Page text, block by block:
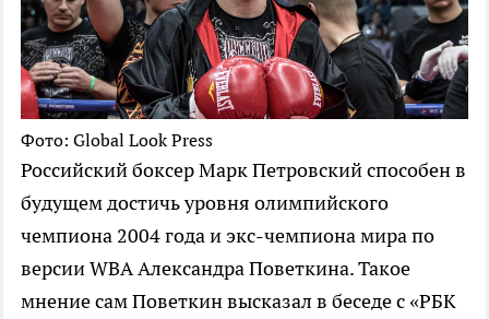
Фото: Global Look Press
Российский боксер Марк Петровский способен в
будущем достичь уровня олимпийского
чемпиона 2004 года и экс-чемпиона мира по
версии WBA Александра Поветкина. Такое
мнение сам Поветкин высказал в беседе с «РБК